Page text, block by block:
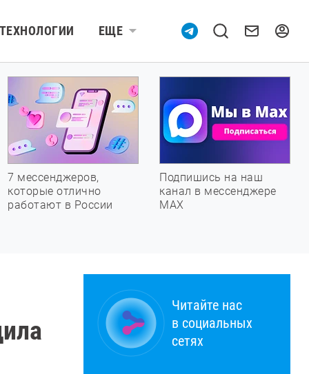
ЕЩЕ
7 мессенджеров,
которые отлично
работают в России
Подпишись на наш
канал в мессенджере
МАХ
Читайте нас
в социальных
сетях